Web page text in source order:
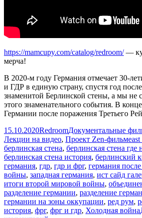
https://mamcupy.com/catalog/redroom/—
мерча!
В 2020-м году Германия отмечает 30-
и ГДР в единую страну, спустя год
знаменитой Берлинской стены, а мы не
этого знаменательного события. В
Германии после поражения Третьего
Опубликовано
15.10.2020Автор
RedroomРубрики
Документальные
Лекции на видео, Проект Zen-фильм
берлинская стена, берлинская стена где
берлинская стена история, берлинский
германия, гдр, гдр и фрг, германия
войны, западная германия, ист сайд
итоги второй мировой войны,
разделение германии, разделение
германии на зоны оккупации, ред рум,
история, фрг, фрг и гдр, Холодная война